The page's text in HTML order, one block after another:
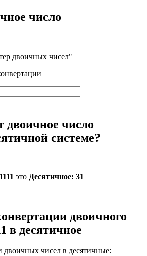
число
двоичных чисел"
двоичное число
системе?
это Десятичное: 31
двоичного
в десятичное
двоичных чисел в десятичные: